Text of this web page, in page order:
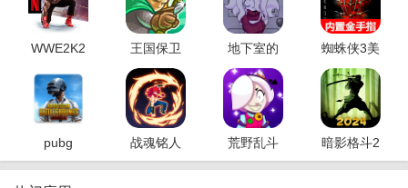
WWE2K2
王国保卫
战起源全
英雄破解
版
地下室的
秘密游戏
汉化版
蜘蛛侠3美
版
pubg
mobile国
战魂铭人
破解版
荒野乱斗
破解版
暗影格斗2
破解版